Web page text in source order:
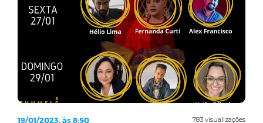
783 visualizações
19/01/2023, às 8:50